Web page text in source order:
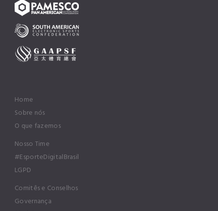
Home
Sobre nós
O que fazemos
Nosso Time
#EsporteDigitalBrasil
LGPD
Comitês e Conselhos
Governança